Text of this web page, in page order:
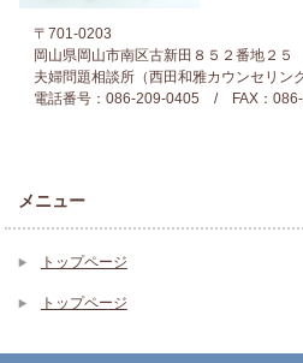
〒701-0203
岡山県岡山市南区古新田８５２番地２５
夫婦問題相談所（西田和雅カウンセリン
電話番号：086-209-0405 / FAX：086-
メニュー
トップページ
トップページ